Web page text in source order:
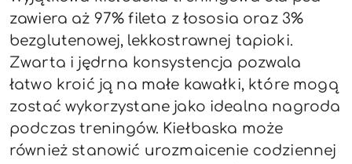
zawiera aż 97% fileta z łososia oraz 3%
bezglutenowej, lekkostrawnej tapioki.
Zwarta i jędrna konsystencja pozwala
łatwo kroić ją na małe kawałki, które mogą
zostać wykorzystane jako idealna nagroda
podczas treningów. Kiełbaska może
również stanowić urozmaicenie codziennej